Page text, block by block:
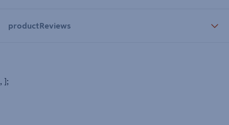
productReviews
, ];